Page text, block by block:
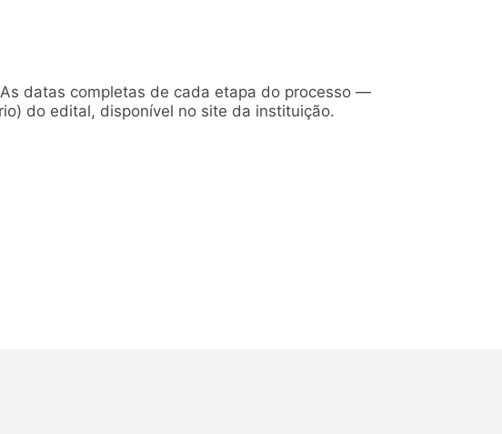
datas completas de cada etapa do processo —
do edital, disponível no site da instituição.